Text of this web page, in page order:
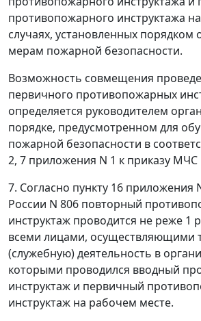
противопожарного инструктажа
случаях, установленных порядком
мерам пожарной безопасности.
Возможность совмещения
первичного противопожарных
определяется руководителем
порядке, предусмотренном для
пожарной безопасности в
2, 7 приложения N 1 к приказу МЧС
7. Согласно пункту 16 приложения
России N 806 повторный
инструктаж проводится не реже 1
всеми лицами, осуществляющими
(служебную) деятельность в
которыми проводился вводный
инструктаж и первичный
инструктаж на рабочем месте.